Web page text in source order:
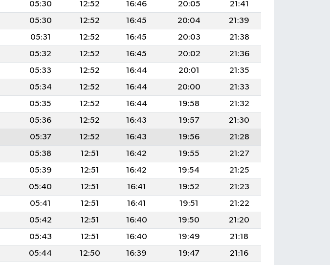
05:30 12:52 16:46 20:05
21:41
05:30 12:52 16:45 20:04
21:39
05:31 12:52 16:45 20:03
21:38
05:32 12:52 16:45 20:02
21:36
05:33 12:52 16:44 20:01
21:35
05:34 12:52 16:44 20:00
21:33
05:35 12:52 16:44 19:58
21:32
05:36 12:52 16:43 19:57
21:30
05:37 12:52 16:43 19:56
21:28
05:38 12:51 16:42 19:55
21:27
05:39 12:51 16:42 19:54
21:25
05:40 12:51 16:41 19:52
21:23
05:41 12:51 16:41 19:51
21:22
05:42 12:51 16:40 19:50
21:20
05:43 12:51 16:40 19:49
21:18
05:44 12:50 16:39 19:47
21:16